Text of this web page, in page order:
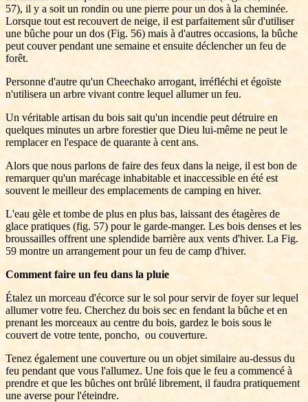
57), il y a soit un rondin ou une pierre pour un dos à la cheminée.
Lorsque tout est recouvert de neige, il est parfaitement sûr d'utiliser
une bûche pour un dos (Fig. 56) mais à d'autres occasions, la bûche
peut couver pendant une semaine et ensuite déclencher un feu de
forêt.
Personne d'autre qu'un Cheechako arrogant, irréfléchi et égoïste
n'utilisera un arbre vivant contre lequel allumer un feu.
Un véritable artisan du bois sait qu'un incendie peut détruire en
quelques minutes un arbre forestier que Dieu lui-même ne peut le
remplacer en l'espace de quarante à cent ans.
Alors que nous parlons de faire des feux dans la neige, il est bon de
remarquer qu'un marécage inhabitable et inaccessible en été est
souvent le meilleur des emplacements de camping en hiver.
L'eau gèle et tombe de plus en plus bas, laissant des étagères de
glace pratiques (fig. 57) pour le garde-manger. Les bois denses et les
broussailles offrent une splendide barrière aux vents d'hiver. La Fig.
59 montre un arrangement pour un feu de camp d'hiver.
Comment faire un feu dans la pluie
Étalez un morceau d'écorce sur le sol pour servir de foyer sur lequel
allumer votre feu. Cherchez du bois sec en fendant la bûche et en
prenant les morceaux au centre du bois, gardez le bois sous le
couvert de votre tente, poncho, ou couverture.
Tenez également une couverture ou un objet similaire au-dessus du
feu pendant que vous l'allumez. Une fois que le feu a commencé à
prendre et que les bûches ont brûlé librement, il faudra pratiquement
une averse pour l'éteindre.